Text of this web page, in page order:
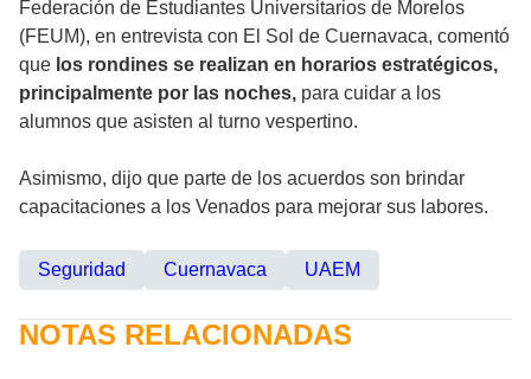
Federación de Estudiantes Universitarios de Morelos
(FEUM), en entrevista con El Sol de Cuernavaca, comentó
que los rondines se realizan en horarios estratégicos,
principalmente por las noches, para cuidar a los
alumnos que asisten al turno vespertino.
Asimismo, dijo que parte de los acuerdos son brindar
capacitaciones a los Venados para mejorar sus labores.
Seguridad Cuernavaca UAEM
NOTAS RELACIONADAS